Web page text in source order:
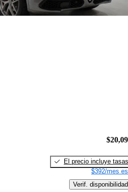
El precio incluye tasas
$392/mes
Verif. disponibilidad